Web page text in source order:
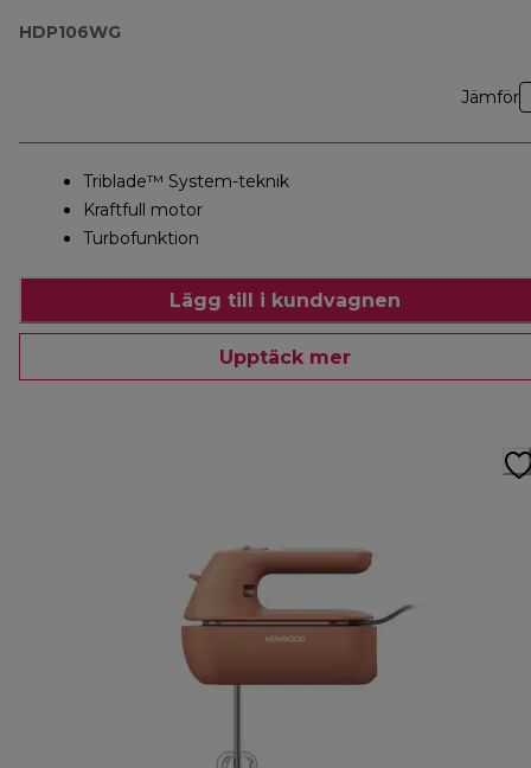
HDP106WG
Jämför
Triblade™ System-teknik
Kraftfull motor
Turbofunktion
Lägg till i kundvagnen
Upptäck mer